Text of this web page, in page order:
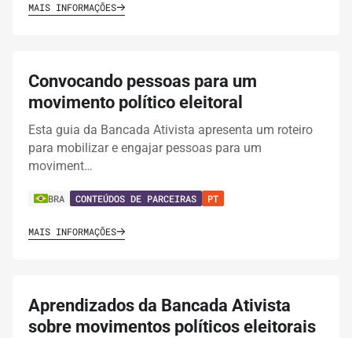
MAIS INFORMAÇÕES
Convocando pessoas para um
movimento político eleitoral
Esta guia da Bancada Ativista apresenta um roteiro
para mobilizar e engajar pessoas para um
moviment…
BRA CONTEÚDOS DE PARCEIRAS PT
MAIS INFORMAÇÕES
Aprendizados da Bancada Ativista
sobre movimentos políticos eleitorais